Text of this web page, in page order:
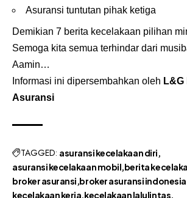
Asuransi tuntutan pihak ketiga
Demikian 7 berita kecelakaan pilihan
Semoga kita semua terhindar dari
Aamin…
Informasi ini dipersembahkan oleh L&G
Asuransi
TAGGED: asuransi kecelakaan diri
asuransi kecelakaan mobil berita
broker asuransi broker asuransi indonesia
kecelakaan kerja kecelakaan lalulintas